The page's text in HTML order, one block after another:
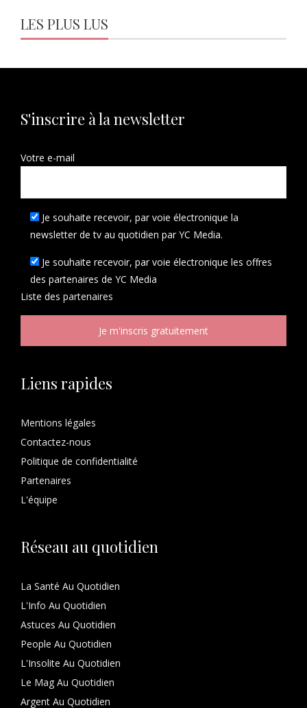
LES PLUS LUS
S'inscrire à la newsletter
Votre e-mail
Je souhaite recevoir, par voie électronique la
newsletter de tv au quotidien par YC Media.
Je souhaite recevoir, par voie électronique les offres
des partenaires de YC Media
Liste des partenaires
Liens rapides
Mentions légales
Contactez-nous
Politique de confidentialité
Partenaires
L'équipe
Réseau au quotidien
La Santé Au Quotidien
L'Info Au Quotidien
Astuces Au Quotidien
People Au Quotidien
L'Insolite Au Quotidien
Le Mag Au Quotidien
Argent Au Quotidien